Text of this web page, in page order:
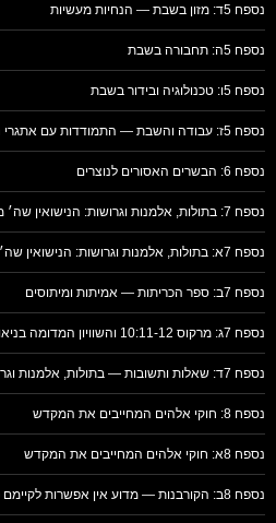
נספח 5ד: מזון בשבת — הנחיות מעשיות
נספח 5ה: תחבורה בשבת
נספח 5ו: טכנולוגיה ובידור בשבת
נספח 5ז: עבודה והשבת — התמודדות עם אתגרי העולם האמיתי
נספח 6: הבשרים האסורים לנוצרים
נספח 7: בתולות, אלמנות וגרושות: הנישואין שה׳ מקבל
נספח 7א: בתולות, אלמנות וגרושות: הנישואין שה׳ מקבל
נספח 7ב: ספר הכריתות — אמיתות ומיתוסים
נספח 7ג: מרקוס 10:11-12 והשוויון המדומה בניאוף
נספח 7ד: שאלות ותשובות — בתולות, אלמנות וגרושות
נספח 8: חוקי אלהים המחייבים את המקדש
נספח 8א: חוקי אלהים המחייבים את המקדש
נספח 8ב: הקורבנות — מדוע אין אפשרות לקיימם כיום